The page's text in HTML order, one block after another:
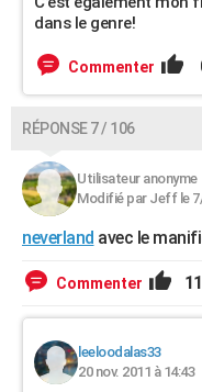
dans le genre!
Commenter
RÉPONSE 7 / 106
Utilisateur anonyme
Modifié par Jeff le
neverland avec le
Commenter 11
leeloodalas33
20 nov. 2011 à 14:43